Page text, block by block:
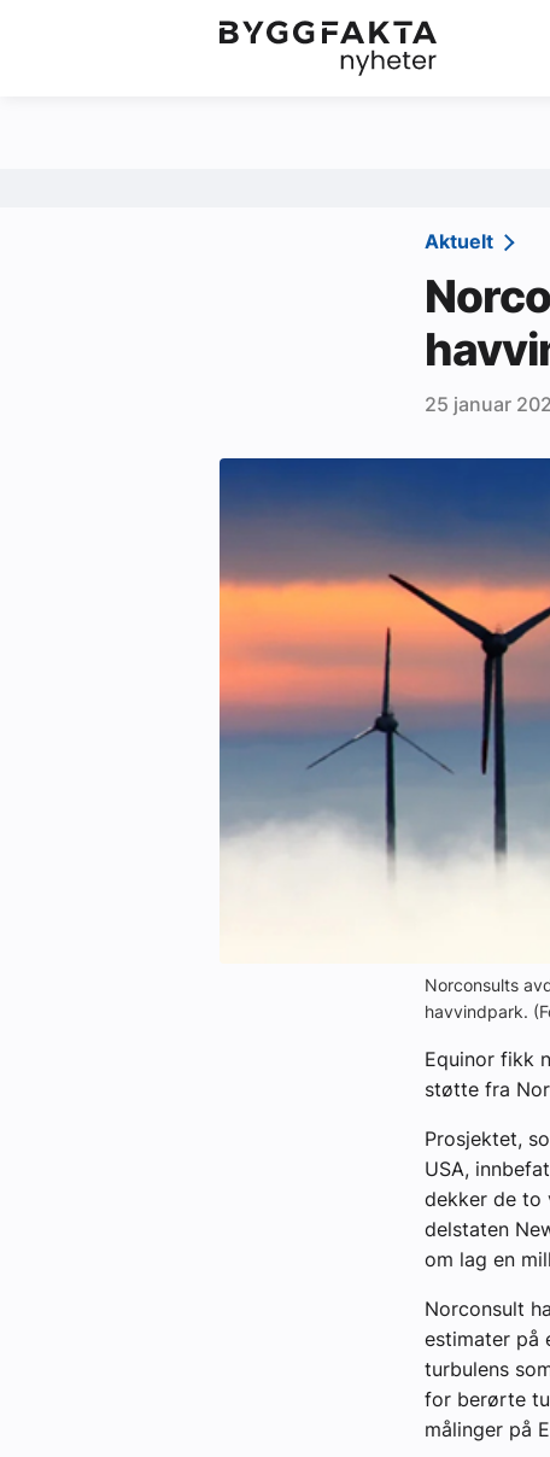
Jobbmarkedet
Tips oss
Ledige stillinger
Aktivitetskalender
Bransjekommentar
Nyheter
Aktuelt
25 januar
Norconsults
havvindpark.
Equinor fikk
støtte fra
Prosjektet,
USA,
dekker de to
delstaten
om lag en
Norconsult
estimater på
turbulens
for berørte
målinger på